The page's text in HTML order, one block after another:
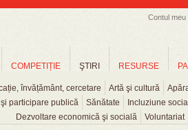
Contul meu
COMPETIȚIE ŞTIRI
învățământ, cercetare Artă şi cultură
participare publică
Sănătate Incluziune
Dezvoltare economică şi socială
Voluntariat
RESURSE